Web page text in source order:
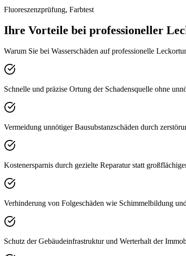
Fluoreszenzprüfung, Farbtest
Ihre Vorteile bei professioneller
Warum Sie bei Wasserschäden auf professionelle
Schnelle und präzise Ortung der Schadensquelle ohne
Vermeidung unnötiger Bausubstanzschäden durch
Kostenersparnis durch gezielte Reparatur statt
Verhinderung von Folgeschäden wie Schimmelbildung
Schutz der Gebäudeinfrastruktur und Werterhalt der